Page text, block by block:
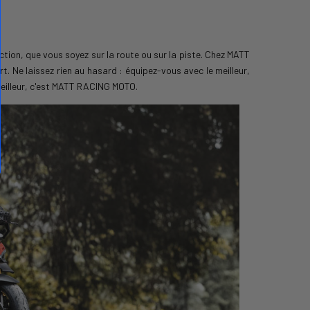
que vous soyez sur la route ou sur la piste. Chez MATT
Ne laissez rien au hasard : équipez-vous avec le meilleur,
c'est MATT RACING MOTO.